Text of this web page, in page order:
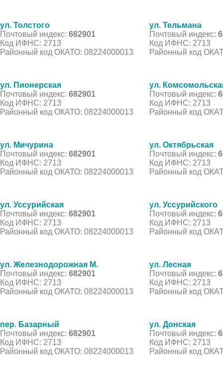
ул. Толстого
Почтовый индекс: 682901
Код ИФНС: 2713
Районный код ОКАТО: 08224000013
ул. Тельмана
Почтовый индекс:
Код ИФНС: 2713
Районный код
ул. Пионерская
Почтовый индекс: 682901
Код ИФНС: 2713
Районный код ОКАТО: 08224000013
ул.
Почтовый индекс:
Код ИФНС: 2713
Районный код
ул. Мичурина
Почтовый индекс: 682901
Код ИФНС: 2713
Районный код ОКАТО: 08224000013
ул. Октябрьская
Почтовый индекс:
Код ИФНС: 2713
Районный код
ул. Уссурийская
Почтовый индекс: 682901
Код ИФНС: 2713
Районный код ОКАТО: 08224000013
ул. Уссурийского
Почтовый индекс:
Код ИФНС: 2713
Районный код
ул. Железнодорожная М.
Почтовый индекс: 682901
Код ИФНС: 2713
Районный код ОКАТО: 08224000013
ул. Лесная
Почтовый индекс:
Код ИФНС: 2713
Районный код
пер. Базарный
Почтовый индекс: 682901
Код ИФНС: 2713
Районный код ОКАТО: 08224000013
ул. Донская
Почтовый индекс:
Код ИФНС: 2713
Районный код